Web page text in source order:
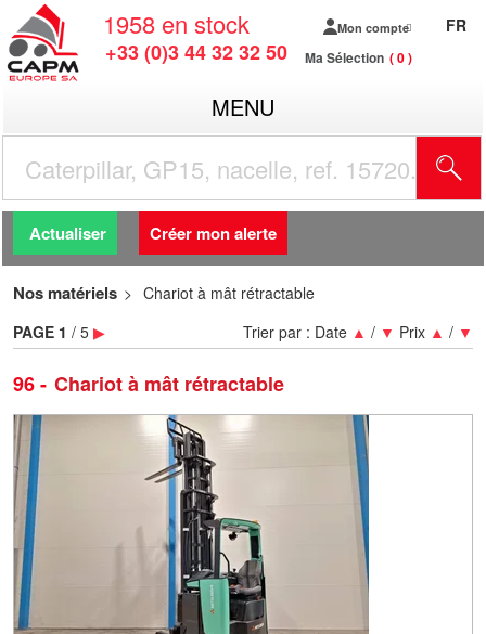
1958 en stock
+33 (0)3 44 32 32 50
Mon compte
Ma Sélection 0
FR
MENU
Actualiser Créer mon alerte
Nos matériels Chariot à mât rétractable
96 Chariot à mât rétractable
Trier par : Date ▲ / ▼ Prix ▲ / ▼
PAGE 1 / 5 ▶